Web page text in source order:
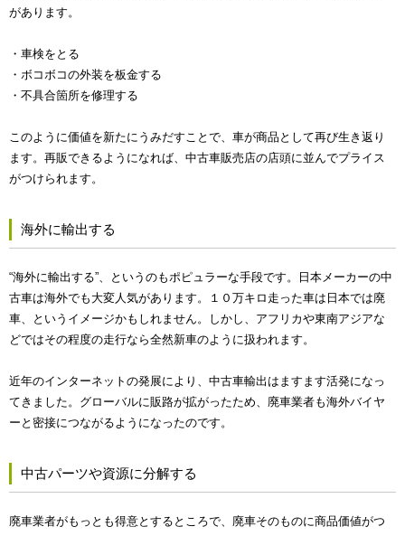
があります。
・車検をとる
・ボコボコの外装を板金する
・不具合箇所を修理する
このように価値を新たにうみだすことで、車が商品として再び生き返り
ます。再販できるようになれば、中古車販売店の店頭に並んでプライス
がつけられます。
海外に輸出する
“海外に輸出する”、というのもポピュラーな手段です。日本メーカーの中
古車は海外でも大変人気があります。１０万キロ走った車は日本では廃
車、というイメージかもしれません。しかし、アフリカや東南アジアな
どではその程度の走行なら全然新車のように扱われます。
近年のインターネットの発展により、中古車輸出はますます活発になっ
てきました。グローバルに販路が拡がったため、廃車業者も海外バイヤ
ーと密接につながるようになったのです。
中古パーツや資源に分解する
廃車業者がもっとも得意とするところで、廃車そのものに商品価値がつ